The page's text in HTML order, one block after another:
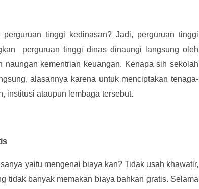
tinggi kedinasan? Jadi, perguruan tinggi
perguruan tinggi dinas dinaungi langsung oleh
kementrian keuangan. Kenapa sih sekolah
alasannya karena untuk menciptakan tenaga-
institusi ataupun lembaga tersebut.
yaitu mengenai biaya kan? Tidak usah khawatir,
tidak banyak memakan biaya bahkan gratis. Selama